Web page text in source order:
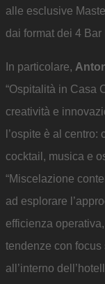
alle esclusive
dai format dei 4
In particolare,
“Ospitalità in Casa
creatività e
l’ospite è al
cocktail, musica e
“Miscelazione
ad esplorare
efficienza
tendenze con
all’interno